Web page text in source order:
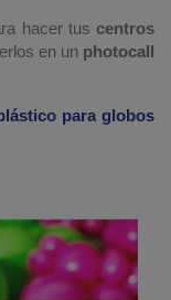
hacer tus centros
en un photocall
para globos